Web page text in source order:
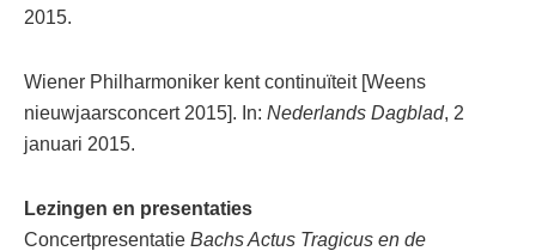
2015.
Wiener Philharmoniker kent continuïteit [Weens
nieuwjaarsconcert 2015]. In: Nederlands Dagblad, 2
januari 2015.
Lezingen en presentaties
Concertpresentatie Bachs Actus Tragicus en de